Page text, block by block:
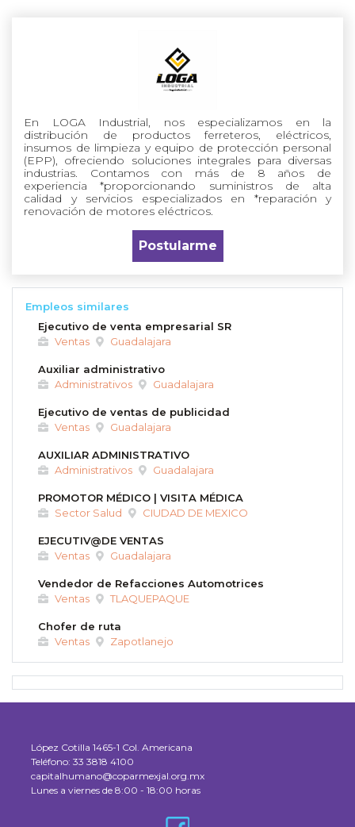
En LOGA Industrial, nos especializamos en la
distribución de productos ferreteros, eléctricos,
insumos de limpieza y equipo de protección personal
(EPP), ofreciendo soluciones integrales para diversas
industrias. Contamos con más de 8 años de
experiencia *proporcionando suministros de alta
calidad y servicios especializados en *reparación y
renovación de motores eléctricos.
Postularme
Empleos similares
Ejecutivo de venta empresarial SR
Ventas
Guadalajara
Auxiliar administrativo
Administrativos
Guadalajara
Ejecutivo de ventas de publicidad
Ventas
Guadalajara
AUXILIAR ADMINISTRATIVO
Administrativos
Guadalajara
PROMOTOR MÉDICO | VISITA MÉDICA
Sector Salud
CIUDAD DE MEXICO
EJECUTIV@DE VENTAS
Ventas
Guadalajara
Vendedor de Refacciones Automotrices
Ventas
TLAQUEPAQUE
Chofer de ruta
Ventas
Zapotlanejo
López Cotilla 1465-1 Col. Americana
Teléfono: 33 3818 4100
capitalhumano@coparmexjal.org.mx
Lunes a viernes de 8:00 - 18:00 horas